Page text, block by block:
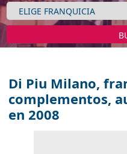
Di Piu Milano,
complementos,
en 2008